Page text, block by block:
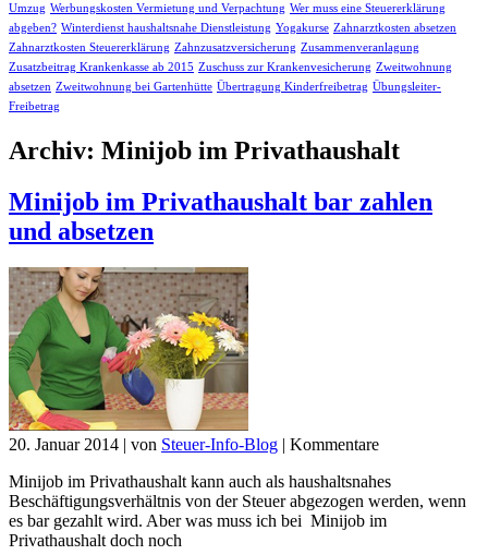
Umzug Werbungskosten Vermietung und Verpachtung Wer muss eine Steuererklärung
abgeben? Winterdienst haushaltsnahe Dienstleistung Yogakurse Zahnarztkosten absetzen
Zahnarztkosten Steuererklärung Zahnzusatzversicherung Zusammenveranlagung
Zusatzbeitrag Krankenkasse ab 2015 Zuschuss zur Krankenvesicherung Zweitwohnung
absetzen Zweitwohnung bei Gartenhütte Übertragung Kinderfreibetrag Übungsleiter-
Freibetrag
Archiv: Minijob im Privathaushalt
Minijob im Privathaushalt bar zahlen
und absetzen
20. Januar 2014 | von Steuer-Info-Blog | Kommentare
Minijob im Privathaushalt kann auch als haushaltsnahes
Beschäftigungsverhältnis von der Steuer abgezogen werden, wenn
es bar gezahlt wird. Aber was muss ich bei Minijob im
Privathaushalt doch noch